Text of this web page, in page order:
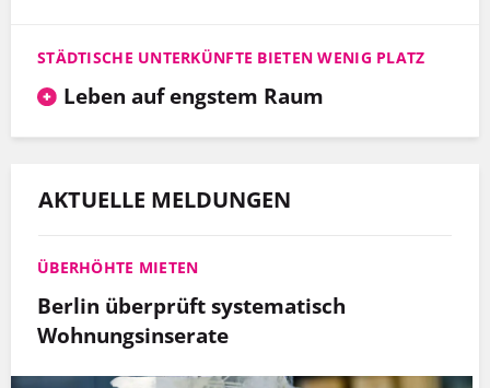
STÄDTISCHE UNTERKÜNFTE BIETEN WENIG PLATZ
Leben auf engstem Raum
AKTUELLE MELDUNGEN
ÜBERHÖHTE MIETEN
Berlin überprüft systematisch
Wohnungsinserate